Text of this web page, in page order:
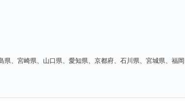
、宮崎県、山口県、愛知県、京都府、石川県、宮城県、福岡